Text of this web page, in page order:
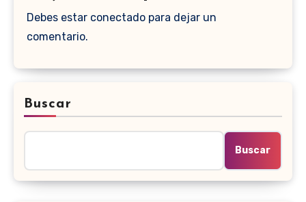
Debes estar conectado para dejar un
comentario.
Buscar
Buscar